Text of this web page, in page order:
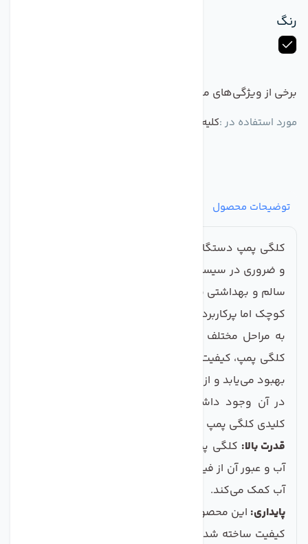
رنگ
برخی از ویژگی‌های مهم این محصول :
مورد استفاده در :کلیه پمپ های تصفیه آب خانگی
توضیحات محصول
کلگی پمپ دستگاه تصفیه آب خانگی یکی از اجزای حیاتی
و ضروری در سیستم‌های تصفیه آب است که به تامین آب
سالم و بهداشتی برای خانواده‌ها کمک می‌کند. این قطعه
کوچک اما پرکاربرد، وظیفه ایجاد فشار لازم برای انتقال آب
به مراحل مختلف تصفیه را بر عهده دارد. با استفاده از
کلگی پمپ، کیفیت آب مصرفی شما به طرز قابل ملاحظه‌ای
بهبود می‌یابد و از آلاینده‌ها و مواد مضری که ممکن است
در آن وجود داشته باشد، تصفیه می‌شود. ویژگی‌های
کلیدی کلگی پمپ دستگاه تصفیه آب خانگی عبارتند از:
قدرت بالا: کلگی پمپ دارای قدرت و توان بالا برا ی انتقال
آب و عبور آن از فیلترها می‌باشد، که به تصفیه هر چه بهتر
آب کمک می‌کند.
پایداری: این محصول با طراحی مقاوم و استفاده از مواد با
کیفیت ساخته شده است که باعث طول عمر بالا و کاهش